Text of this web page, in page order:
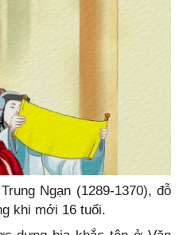
Ngạn (1289-1370), đỗ
khi mới 16 tuổi.